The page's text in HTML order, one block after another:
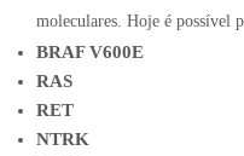
moleculares. Hoje é possível
BRAF V600E
RAS
RET
NTRK